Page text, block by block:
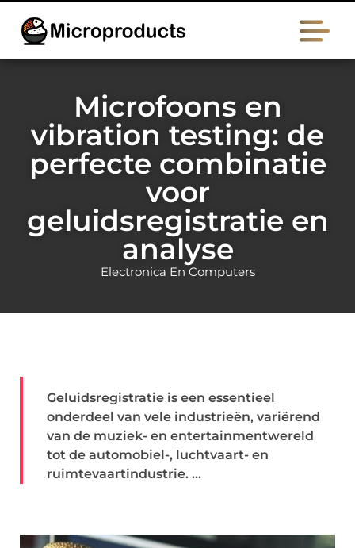
Microfoons en
vibration testing: de
perfecte combinatie
voor
geluidsregistratie en
analyse
Electronica En Computers
Geluidsregistratie is een essentieel
onderdeel van vele industrieën, variërend
van de muziek- en entertainmentwereld
tot de automobiel-, luchtvaart- en
ruimtevaartindustrie. ...